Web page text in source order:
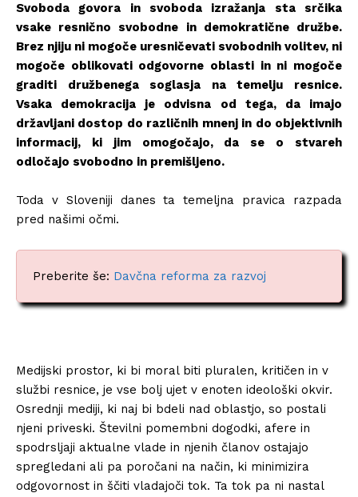
⁣Svoboda govora in svoboda izražanja sta srčika
vsake resnično svobodne in demokratične družbe.
Brez njiju ni mogoče uresničevati svobodnih volitev, ni
mogoče oblikovati odgovorne oblasti in ni mogoče
graditi družbenega soglasja na temelju resnice.
Vsaka demokracija je odvisna od tega, da imajo
državljani dostop do različnih mnenj in do objektivnih
informacij, ki jim omogočajo, da se o stvareh
odločajo svobodno in premišljeno.⁣
Toda v Sloveniji danes ta temeljna pravica razpada
pred našimi očmi.⁣
Preberite še: Davčna reforma za razvoj
Medijski prostor, ki bi moral biti pluralen, kritičen in v
službi resnice, je vse bolj ujet v enoten ideološki okvir.
Osrednji mediji, ki naj bi bdeli nad oblastjo, so postali
njeni priveski. Številni pomembni dogodki, afere in
spodrsljaji aktualne vlade in njenih članov ostajajo
spregledani ali pa poročani na način, ki minimizira
odgovornost in ščiti vladajoči tok. Ta tok pa ni nastal